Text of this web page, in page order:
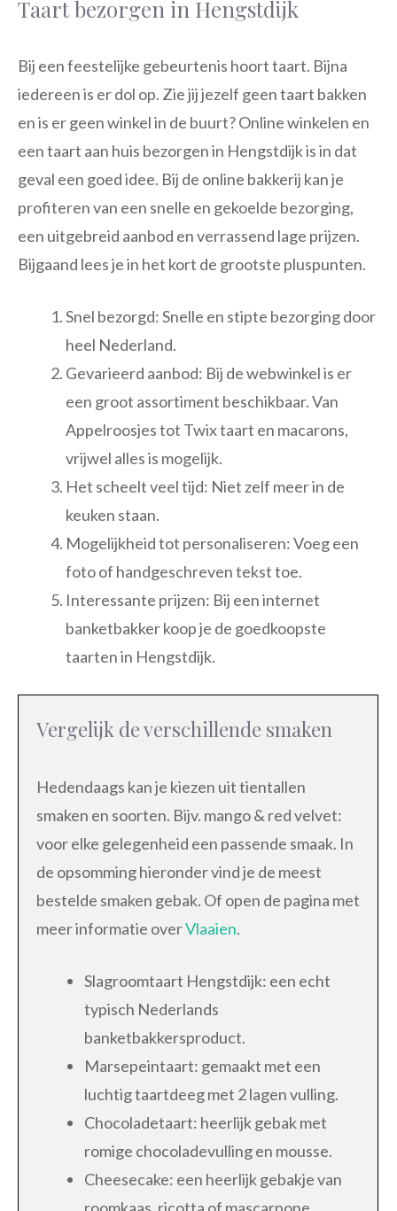
Taart bezorgen in Hengstdijk
Bij een feestelijke gebeurtenis hoort taart. Bijna
iedereen is er dol op. Zie jij jezelf geen taart bakken
en is er geen winkel in de buurt? Online winkelen en
een taart aan huis bezorgen in Hengstdijk is in dat
geval een goed idee. Bij de online bakkerij kan je
profiteren van een snelle en gekoelde bezorging,
een uitgebreid aanbod en verrassend lage prijzen.
Bijgaand lees je in het kort de grootste pluspunten.
Snel bezorgd: Snelle en stipte bezorging door
heel Nederland.
Gevarieerd aanbod: Bij de webwinkel is er
een groot assortiment beschikbaar. Van
Appelroosjes tot Twix taart en macarons,
vrijwel alles is mogelijk.
Het scheelt veel tijd: Niet zelf meer in de
keuken staan.
Mogelijkheid tot personaliseren: Voeg een
foto of handgeschreven tekst toe.
Interessante prijzen: Bij een internet
banketbakker koop je de goedkoopste
taarten in Hengstdijk.
Vergelijk de verschillende smaken
Hedendaags kan je kiezen uit tientallen
smaken en soorten. Bijv. mango & red velvet:
voor elke gelegenheid een passende smaak. In
de opsomming hieronder vind je de meest
bestelde smaken gebak. Of open de pagina met
meer informatie overVlaaien.
Slagroomtaart Hengstdijk: een echt
typisch Nederlands
banketbakkersproduct.
Marsepeintaart: gemaakt met een
luchtig taartdeeg met 2 lagen vulling.
Chocoladetaart: heerlijk gebak met
romige chocoladevulling en mousse.
Cheesecake: een heerlijk gebakje van